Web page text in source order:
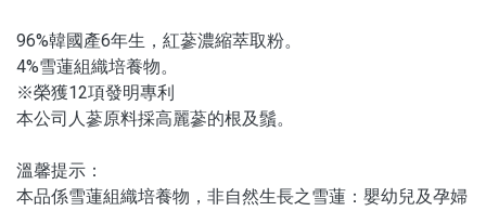
96%韓國產6年生，紅蔘濃縮萃取粉。
4%雪蓮組織培養物。
※榮獲12項發明專利
本公司人蔘原料採高麗蔘的根及鬚。
溫馨提示：
本品係雪蓮組織培養物，非自然生長之雪蓮：嬰幼兒及孕婦